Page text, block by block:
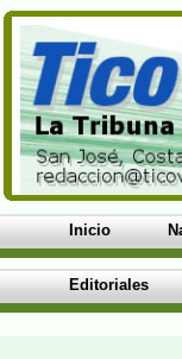
Inicio
Editoriales